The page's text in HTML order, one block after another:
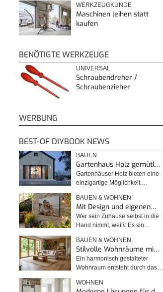
WERKZEUGKUNDE
Maschinen leihen statt
kaufen
BENÖTIGTE WERKZEUGE
UNIVERSAL
Schraubendreher /
Schraubenzieher
WERBUNG
BEST-OF DIYBOOK NEWS
BAUEN
Gartenhaus Holz gemütl…
Gartenhäuser Holz bieten eine
einzigartige Möglichkeit,…
BAUEN & WOHNEN
Mit Design und eigenen…
Wer sein Zuhause selbst in die
Hand nimmt, weiß: Es sin…
BAUEN & WOHNEN
Stilvolle Wohnräume mi…
Ein harmonisch gestalteter
Wohnraum entsteht durch das…
WOHNEN